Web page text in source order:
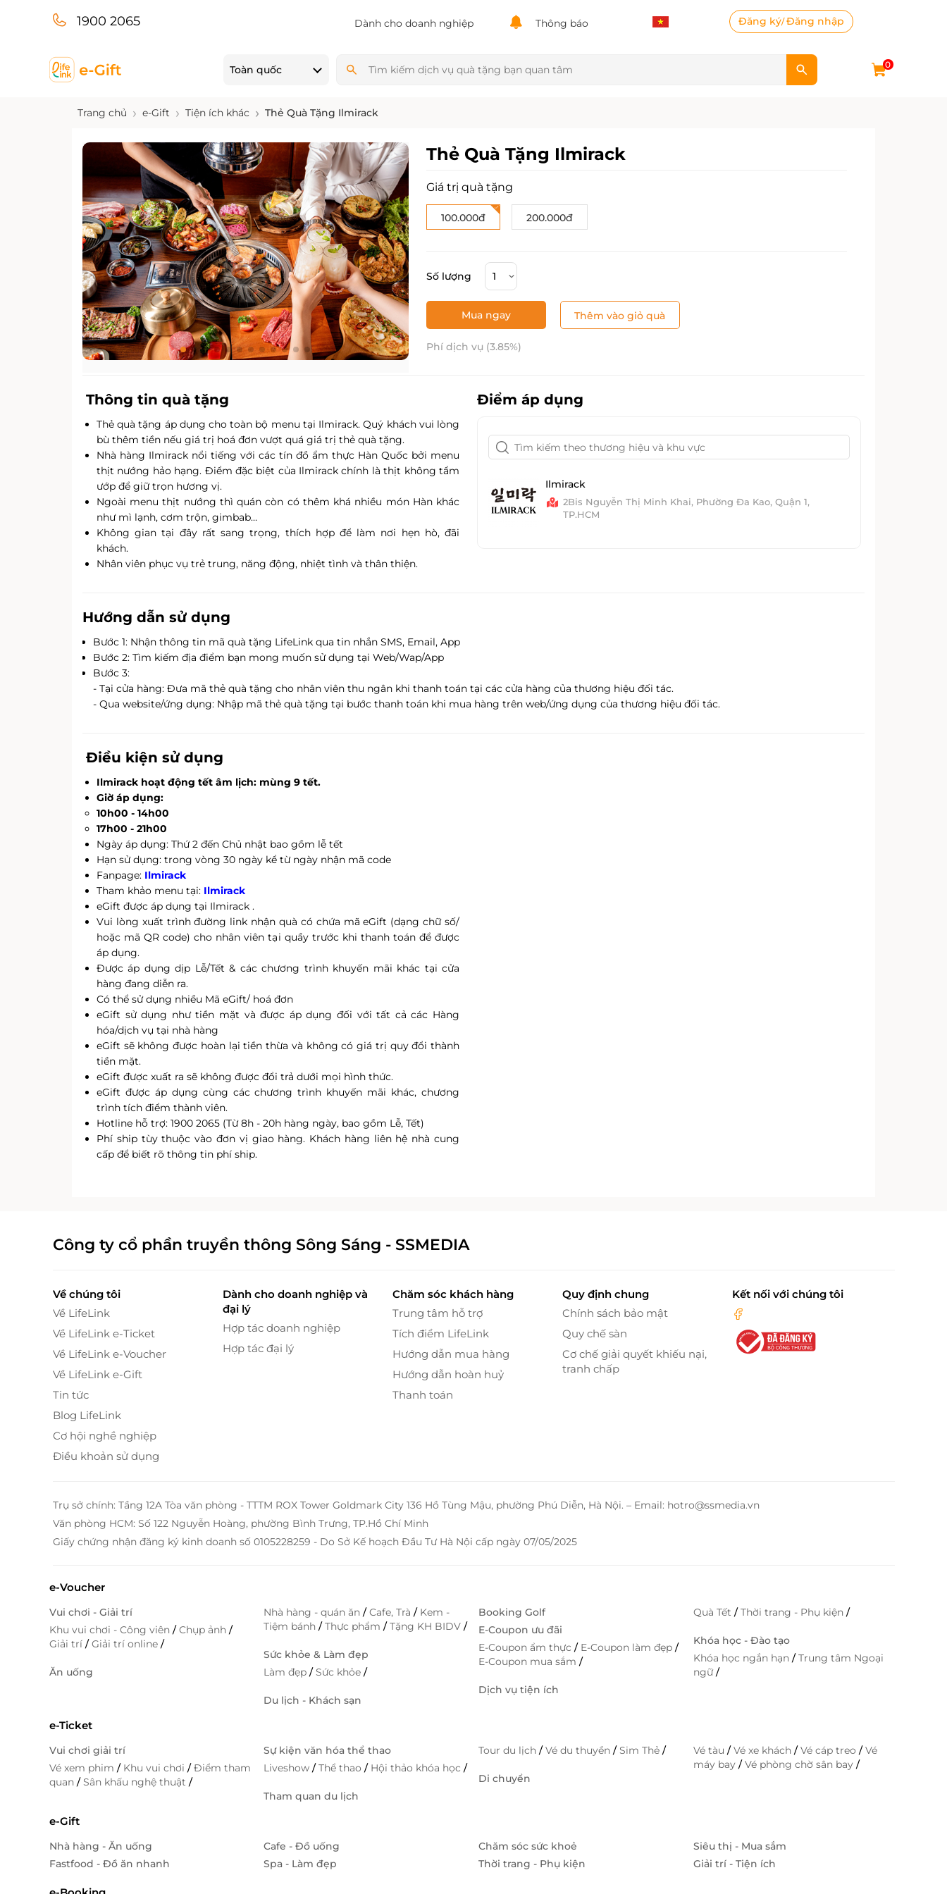
1900 2065 Dành cho doanh nghiệp Thông báo Đăng ký/Đăng nhập
Toàn quốc 0
Trang chủ e-Gift Tiện ích khác Thẻ Quà Tặng Ilmirack
Thẻ Quà Tặng Ilmirack
Giá trị quà tặng
100.000đ 200.000đ
Số lượng
Mua ngay Thêm vào giỏ quà
Phí dịch vụ (3.85%)
Thông tin quà tặng
Thẻ quà tặng áp dụng cho toàn bộ menu tại Ilmirack. Quý khách vui lòng
bù thêm tiền nếu giá trị hoá đơn vượt quá giá trị thẻ quà tặng.
Nhà hàng Ilmirack nổi tiếng với các tín đồ ẩm thực Hàn Quốc bởi menu
thịt nướng hảo hạng. Điểm đặc biệt của Ilmirack chính là thịt không tẩm
ướp để giữ trọn hương vị.
Ngoài menu thịt nướng thì quán còn có thêm khá nhiều món Hàn khác
như mì lạnh, cơm trộn, gimbab…
Không gian tại đây rất sang trọng, thích hợp để làm nơi hẹn hò, đãi
khách.
Nhân viên phục vụ trẻ trung, năng động, nhiệt tình và thân thiện.
Điểm áp dụng
Ilmirack
2Bis Nguyễn Thị Minh Khai, Phường Đa Kao, Quận 1,
TP.HCM
Hướng dẫn sử dụng
Bước 1: Nhận thông tin mã quà tặng LifeLink qua tin nhắn SMS, Email, App
Bước 2: Tìm kiếm địa điểm bạn mong muốn sử dụng tại Web/Wap/App
Bước 3:
- Tại cửa hàng: Đưa mã thẻ quà tặng cho nhân viên thu ngân khi thanh toán tại các cửa hàng của thương hiệu đối tác.
- Qua website/ứng dụng: Nhập mã thẻ quà tặng tại bước thanh toán khi mua hàng trên web/ứng dụng của thương hiệu đối tác.
Điều kiện sử dụng
Ilmirack hoạt động tết âm lịch: mùng 9 tết.
Giờ áp dụng:
10h00 - 14h00
17h00 - 21h00
Ngày áp dụng: Thứ 2 đến Chủ nhật bao gồm lễ tết
Hạn sử dụng: trong vòng 30 ngày kể từ ngày nhận mã code
Fanpage: Ilmirack
Tham khảo menu tại: Ilmirack
eGift được áp dụng tại Ilmirack .
Vui lòng xuất trình đường link nhận quà có chứa mã eGift (dạng chữ số/
hoặc mã QR code) cho nhân viên tại quầy trước khi thanh toán để được
áp dụng.
Được áp dụng dịp Lễ/Tết & các chương trình khuyến mãi khác tại cửa
hàng đang diễn ra.
Có thể sử dụng nhiều Mã eGift/ hoá đơn
eGift sử dụng như tiền mặt và được áp dụng đối với tất cả các Hàng
hóa/dịch vụ tại nhà hàng
eGift sẽ không được hoàn lại tiền thừa và không có giá trị quy đổi thành
tiền mặt.
eGift được xuất ra sẽ không được đổi trả dưới mọi hình thức.
eGift được áp dụng cùng các chương trình khuyến mãi khác, chương
trình tích điểm thành viên.
Hotline hỗ trợ: 1900 2065 (Từ 8h - 20h hàng ngày, bao gồm Lễ, Tết)
Phí ship tùy thuộc vào đơn vị giao hàng. Khách hàng liên hệ nhà cung
cấp để biết rõ thông tin phí ship.
Công ty cổ phần truyền thông Sông Sáng - SSMEDIA
Về chúng tôi
Về LifeLink
Về LifeLink e-Ticket
Về LifeLink e-Voucher
Về LifeLink e-Gift
Tin tức
Blog LifeLink
Cơ hội nghề nghiệp
Điều khoản sử dụng
Dành cho doanh nghiệp và
đại lý
Hợp tác doanh nghiệp
Hợp tác đại lý
Chăm sóc khách hàng
Trung tâm hỗ trợ
Tích điểm LifeLink
Hướng dẫn mua hàng
Hướng dẫn hoàn huỷ
Thanh toán
Quy định chung
Chính sách bảo mật
Quy chế sàn
Cơ chế giải quyết khiếu nại,
tranh chấp
Kết nối với chúng tôi
Trụ sở chính: Tầng 12A Tòa văn phòng - TTTM ROX Tower Goldmark City 136 Hồ Tùng Mậu, phường Phú Diễn, Hà Nội. – Email: hotro@ssmedia.vn
Văn phòng HCM: Số 122 Nguyễn Hoàng, phường Bình Trưng, TP.Hồ Chí Minh
Giấy chứng nhận đăng ký kinh doanh số 0105228259 - Do Sở Kế hoạch Đầu Tư Hà Nội cấp ngày 07/05/2025
e-Voucher
Vui chơi - Giải trí
Khu vui chơi - Công viên /Chụp ảnh /
Giải trí /Giải trí online /
Ăn uống
Nhà hàng - quán ăn/Cafe, Trà/ Kem -
Tiệm bánh/Thực phẩm/Tặng KH BIDV/
Sức khỏe & Làm đẹp
Làm đẹp/Sức khỏe/
Du lịch - Khách sạn
Booking Golf
E-Coupon ưu đãi
E-Coupon ẩm thực / E-Coupon làm đẹp /
E-Coupon mua sắm /
Dịch vụ tiện ích
Quà Tết /Thời trang - Phụ kiện /
Khóa học - Đào tạo
Khóa học ngắn hạn /Trung tâm Ngoại
ngữ/
e-Ticket
Vui chơi giải trí
Vé xem phim / Khu vui chơi /Điểm tham
quan /Sân khấu nghệ thuật /
Sự kiện văn hóa thể thao
Liveshow/Thể thao/ Hội thảo khóa học/
Tham quan du lịch
Tour du lịch /Vé du thuyền /Sim Thẻ /
Di chuyển
Vé tàu /Vé xe khách /Vé cáp treo /Vé
máy bay /Vé phòng chờ sân bay /
e-Gift
Nhà hàng - Ăn uống
Fastfood - Đồ ăn nhanh
Cafe - Đồ uống
Spa - Làm đẹp
Chăm sóc sức khoẻ
Thời trang - Phụ kiện
Siêu thị - Mua sắm
Giải trí - Tiện ích